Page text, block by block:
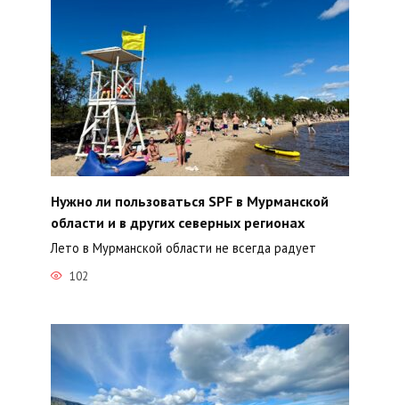
Нужно ли пользоваться SPF в Мурманской
области и в других северных регионах
Лето в Мурманской области не всегда радует
102